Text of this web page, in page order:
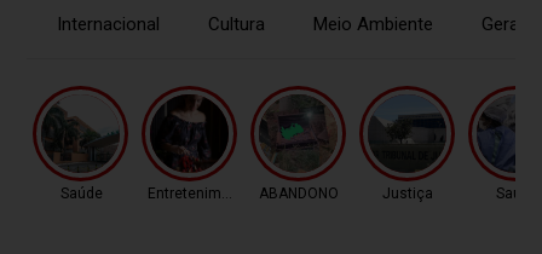
Internacional Cultura Meio Ambiente Gerais
Saúde Entretenimento ABANDONO Justiça Saúde